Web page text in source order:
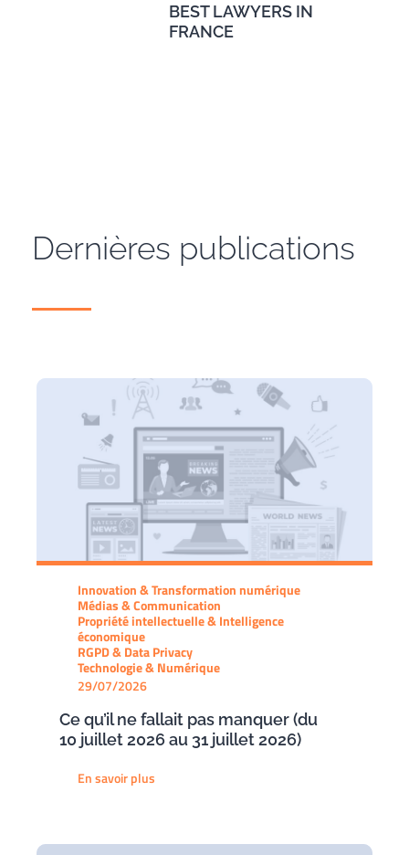
BEST LAWYERS IN
FRANCE
Dernières publications
Innovation & Transformation numérique
Médias & Communication
Propriété intellectuelle & Intelligence
économique
RGPD & Data Privacy
Technologie & Numérique
29/07/2026
Ce qu’il ne fallait pas manquer (du
10 juillet 2026 au 31 juillet 2026)
En savoir plus